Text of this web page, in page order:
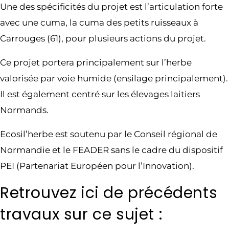
Une des spécificités du projet est l’articulation forte
avec une cuma, la cuma des petits ruisseaux à
Carrouges (61), pour plusieurs actions du projet.
Ce projet portera principalement sur l’herbe
valorisée par voie humide (ensilage principalement).
Il est également centré sur les élevages laitiers
Normands.
Ecosil’herbe est soutenu par le Conseil régional de
Normandie et le FEADER sans le cadre du dispositif
PEI (Partenariat Européen pour l’Innovation).
Retrouvez ici de précédents
travaux sur ce sujet :